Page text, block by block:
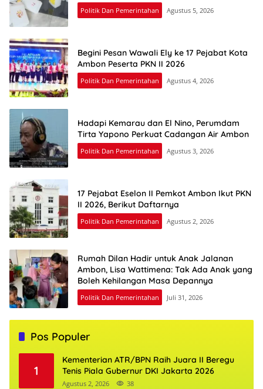
Politik Dan Pemerintahan Agustus 5, 2026
Begini Pesan Wawali Ely ke 17 Pejabat Kota
Ambon Peserta PKN II 2026
Politik Dan Pemerintahan Agustus 4, 2026
Hadapi Kemarau dan El Nino, Perumdam
Tirta Yapono Perkuat Cadangan Air Ambon
Politik Dan Pemerintahan Agustus 3, 2026
17 Pejabat Eselon II Pemkot Ambon Ikut PKN
II 2026, Berikut Daftarnya
Politik Dan Pemerintahan Agustus 2, 2026
Rumah Dilan Hadir untuk Anak Jalanan
Ambon, Lisa Wattimena: Tak Ada Anak yang
Boleh Kehilangan Masa Depannya
Politik Dan Pemerintahan Juli 31, 2026
Pos Populer
1
Kementerian ATR/BPN Raih Juara II Beregu
Tenis Piala Gubernur DKI Jakarta 2026
Agustus 2, 2026 38